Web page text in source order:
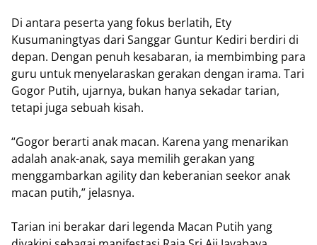
Di antara peserta yang fokus berlatih, Ety
Kusumaningtyas dari Sanggar Guntur Kediri berdiri di
depan. Dengan penuh kesabaran, ia membimbing para
guru untuk menyelaraskan gerakan dengan irama. Tari
Gogor Putih, ujarnya, bukan hanya sekadar tarian,
tetapi juga sebuah kisah.
“Gogor berarti anak macan. Karena yang menarikan
adalah anak-anak, saya memilih gerakan yang
menggambarkan agility dan keberanian seekor anak
macan putih,” jelasnya.
Tarian ini berakar dari legenda Macan Putih yang